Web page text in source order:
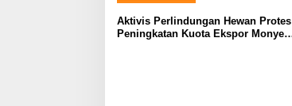
Aktivis Perlindungan Hewan Protes
Peningkatan Kuota Ekspor Monyet